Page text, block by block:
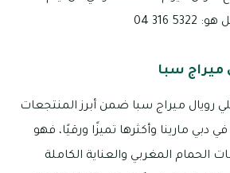
316 04
ميراج سبا
رويال ميراج سبا ضمن أبرز المنتجعات
دبي مارينا وأكثرها تميزًا ورقيًا، فهو
الحمام المغربي والعناية الكاملة